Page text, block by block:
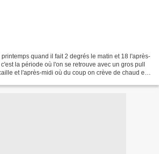
quand il fait 2 degrés le matin et 18 l'après-
la période où l'on se retrouve avec un gros pull
et l'après-midi où du coup on crève de chaud et